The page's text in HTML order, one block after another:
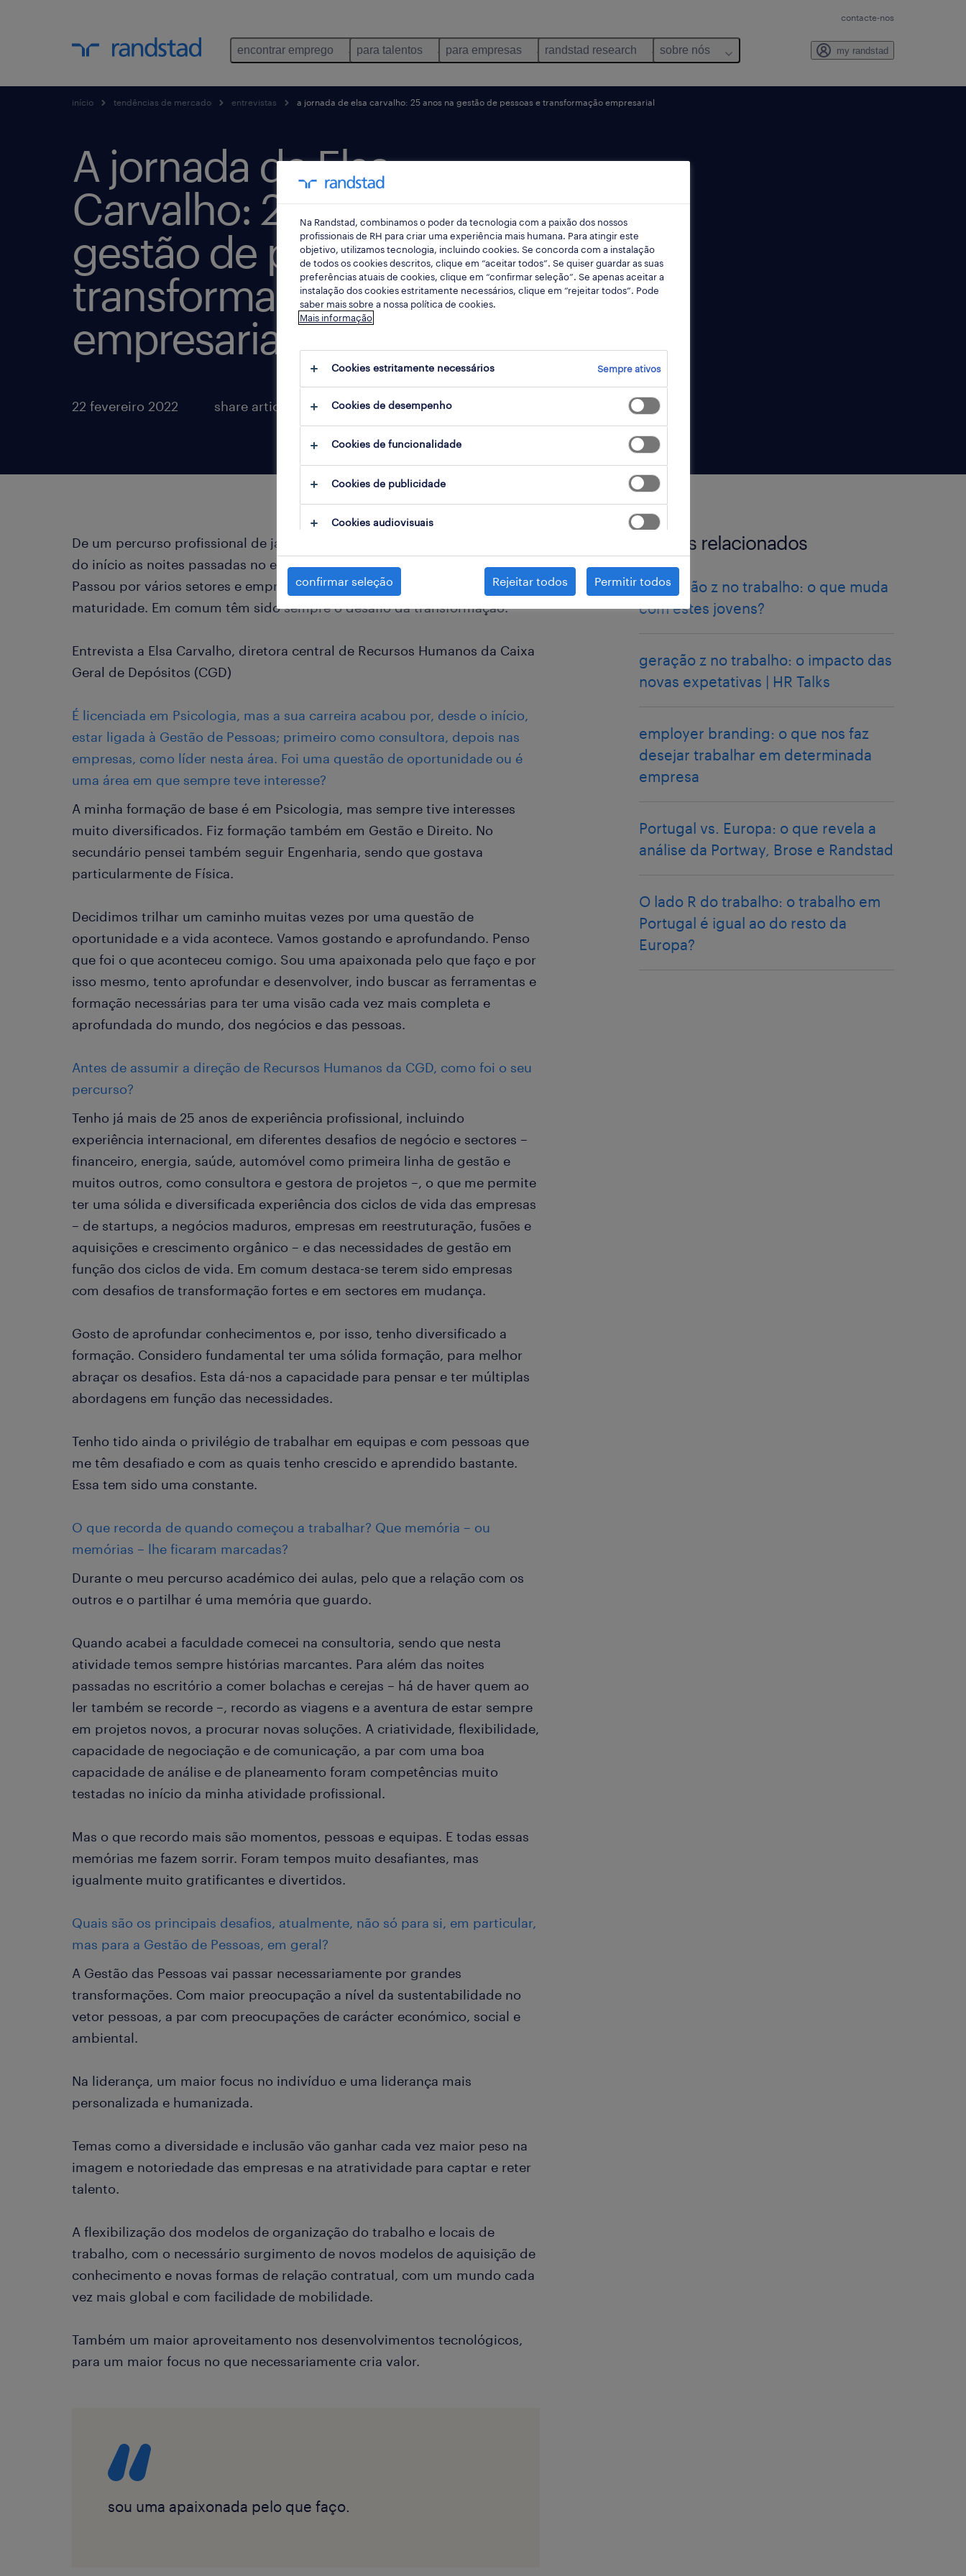
contacte-nos
encontrar emprego para talentos para empresas randstad research sobre nós my randstad
início tendências de mercado entrevistas a jornada de elsa carvalho: 25 anos na gestão de pessoas e transformação empresarial
A jornada de Elsa
Carvalho: 25 Anos na
gestão de pessoas e
transformação
empresarial
22 fevereiro 2022 share article:
De um percurso profissional de já mais de 25 anos, Elsa Carvalho recorda
do início as noites passadas no escritório a comer bolachas e cerejas.
Passou por vários setores e empresas com diferentes níveis de
maturidade. Em comum têm sido sempre o desafio da transformação.
Entrevista a Elsa Carvalho, diretora central de Recursos Humanos da Caixa
Geral de Depósitos (CGD)
É licenciada em Psicologia, mas a sua carreira acabou por, desde o início,
estar ligada à Gestão de Pessoas; primeiro como consultora, depois nas
empresas, como líder nesta área. Foi uma questão de oportunidade ou é
uma área em que sempre teve interesse?
A minha formação de base é em Psicologia, mas sempre tive interesses
muito diversificados. Fiz formação também em Gestão e Direito. No
secundário pensei também seguir Engenharia, sendo que gostava
particularmente de Física.
Decidimos trilhar um caminho muitas vezes por uma questão de
oportunidade e a vida acontece. Vamos gostando e aprofundando. Penso
que foi o que aconteceu comigo. Sou uma apaixonada pelo que faço e por
isso mesmo, tento aprofundar e desenvolver, indo buscar as ferramentas e
formação necessárias para ter uma visão cada vez mais completa e
aprofundada do mundo, dos negócios e das pessoas.
Antes de assumir a direção de Recursos Humanos da CGD, como foi o seu
percurso?
Tenho já mais de 25 anos de experiência profissional, incluindo
experiência internacional, em diferentes desafios de negócio e sectores –
financeiro, energia, saúde, automóvel como primeira linha de gestão e
muitos outros, como consultora e gestora de projetos –, o que me permite
ter uma sólida e diversificada experiência dos ciclos de vida das empresas
– de startups, a negócios maduros, empresas em reestruturação, fusões e
aquisições e crescimento orgânico – e das necessidades de gestão em
função dos ciclos de vida. Em comum destaca-se terem sido empresas
com desafios de transformação fortes e em sectores em mudança.
Gosto de aprofundar conhecimentos e, por isso, tenho diversificado a
formação. Considero fundamental ter uma sólida formação, para melhor
abraçar os desafios. Esta dá-nos a capacidade para pensar e ter múltiplas
abordagens em função das necessidades.
Tenho tido ainda o privilégio de trabalhar em equipas e com pessoas que
me têm desafiado e com as quais tenho crescido e aprendido bastante.
Essa tem sido uma constante.
O que recorda de quando começou a trabalhar? Que memória – ou
memórias – lhe ficaram marcadas?
Durante o meu percurso académico dei aulas, pelo que a relação com os
outros e o partilhar é uma memória que guardo.
Quando acabei a faculdade comecei na consultoria, sendo que nesta
atividade temos sempre histórias marcantes. Para além das noites
passadas no escritório a comer bolachas e cerejas – há de haver quem ao
ler também se recorde –, recordo as viagens e a aventura de estar sempre
em projetos novos, a procurar novas soluções. A criatividade, flexibilidade,
capacidade de negociação e de comunicação, a par com uma boa
capacidade de análise e de planeamento foram competências muito
testadas no início da minha atividade profissional.
Mas o que recordo mais são momentos, pessoas e equipas. E todas essas
memórias me fazem sorrir. Foram tempos muito desafiantes, mas
igualmente muito gratificantes e divertidos.
Quais são os principais desafios, atualmente, não só para si, em particular,
mas para a Gestão de Pessoas, em geral?
A Gestão das Pessoas vai passar necessariamente por grandes
transformações. Com maior preocupação a nível da sustentabilidade no
vetor pessoas, a par com preocupações de carácter económico, social e
ambiental.
Na liderança, um maior focus no indivíduo e uma liderança mais
personalizada e humanizada.
Temas como a diversidade e inclusão vão ganhar cada vez maior peso na
imagem e notoriedade das empresas e na atratividade para captar e reter
talento.
A flexibilização dos modelos de organização do trabalho e locais de
trabalho, com o necessário surgimento de novos modelos de aquisição de
conhecimento e novas formas de relação contratual, com um mundo cada
vez mais global e com facilidade de mobilidade.
Também um maior aproveitamento nos desenvolvimentos tecnológicos,
para um maior focus no que necessariamente cria valor.
sou uma apaixonada pelo que faço.
artigos relacionados
a geração z no trabalho: o que muda
com estes jovens?
geração z no trabalho: o impacto das
novas expetativas | HR Talks
employer branding: o que nos faz
desejar trabalhar em determinada
empresa
Portugal vs. Europa: o que revela a
análise da Portway, Brose e Randstad
O lado R do trabalho: o trabalho em
Portugal é igual ao do resto da
Europa?
Na Randstad, combinamos o poder da tecnologia com a paixão dos nossos
profissionais de RH para criar uma experiência mais humana. Para atingir este
objetivo, utilizamos tecnologia, incluindo cookies. Se concorda com a instalação
de todos os cookies descritos, clique em “aceitar todos”. Se quiser guardar as suas
preferências atuais de cookies, clique em “confirmar seleção”. Se apenas aceitar a
instalação dos cookies estritamente necessários, clique em “rejeitar todos”. Pode
saber mais sobre a nossa política de cookies.
Mais informação
Cookies estritamente necessários Sempre ativos
Cookies de desempenho
Cookies de funcionalidade
Cookies de publicidade
Cookies audiovisuais
confirmar seleção Rejeitar todos Permitir todos